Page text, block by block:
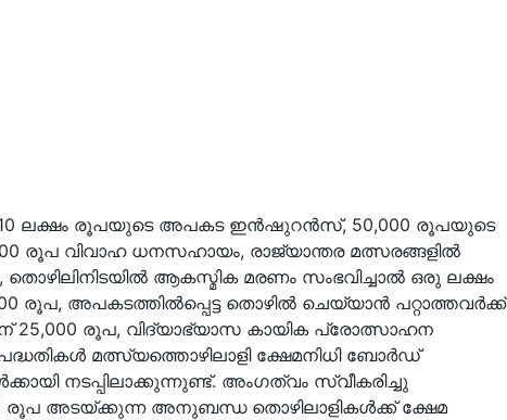
10 ലക്ഷം രൂപയുടെ അപകട ഇന്‍ഷുറന്‍സ്, 50,000 രൂപയുടെ
രൂപ വിവാഹ ധനസഹായം, രാജ്യാന്തര മത്സരങ്ങളില്‍
ആകസ്മിക മരണം സംഭവിച്ചാല്‍ ഒരു ലക്ഷം
രൂപ, അപകടത്തില്‍പ്പെട്ട തൊഴില്‍ ചെയ്യാന്‍ പറ്റാത്തവര്‍ക്ക്
25,000 രൂപ, വിദ്യാഭ്യാസ കായിക പ്രോത്സാഹന
മത്സ്യത്തൊഴിലാളി ക്ഷേമനിധി ബോര്‍ഡ്
നടപ്പിലാക്കുന്നുണ്ട്. അംഗത്വം സ്വീകരിച്ചു
രൂപ അടയ്ക്കുന്ന അനുബന്ധ തൊഴിലാളികള്‍ക്ക് ക്ഷേമ